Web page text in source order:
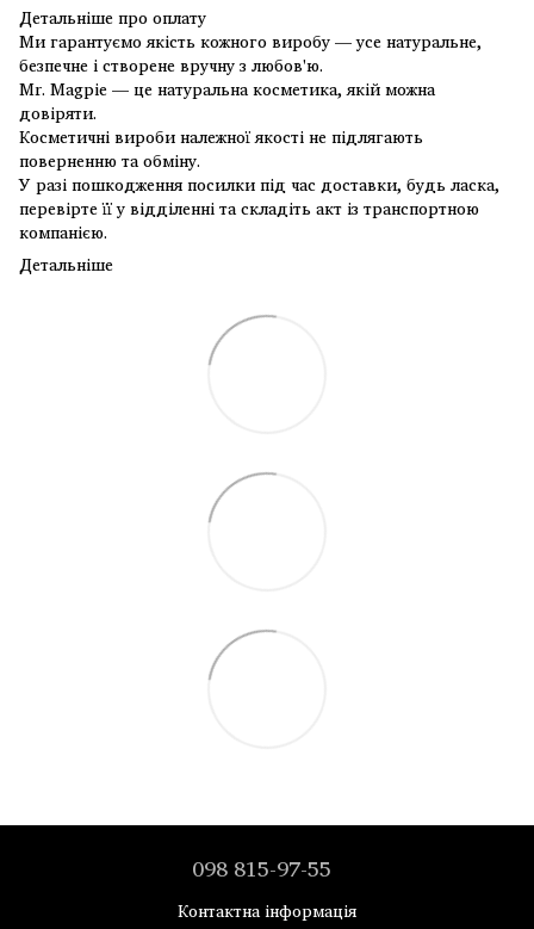
Детальніше про оплату
Ми гарантуємо якість кожного виробу — усе натуральне,
безпечне і створене вручну з любов'ю.
Mr. Magpie — це натуральна косметика, якій можна
довіряти.
Косметичні вироби належної якості не підлягають
поверненню та обміну.
У разі пошкодження посилки під час доставки, будь ласка,
перевірте її у відділенні та складіть акт із транспортною
компанією.
Детальніше
098 815-97-55
Контактна інформація